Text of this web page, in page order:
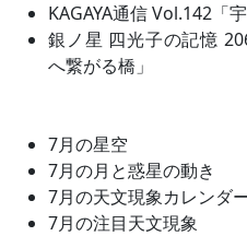
KAGAYA通信 Vol.142「
銀ノ星 四光子の記憶
へ繋がる橋」
7月の星空
7月の月と惑星の動き
7月の天文現象カレンダ
7月の注目天文現象